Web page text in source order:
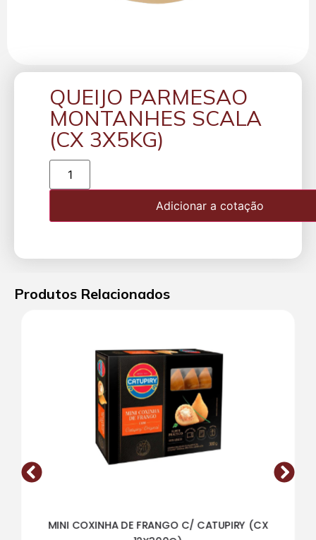
QUEIJO PARMESAO
MONTANHES SCALA
(CX 3X5KG)
Adicionar a cotação
Produtos Relacionados
MINI COXINHA DE FRANGO C/ CATUPIRY (CX